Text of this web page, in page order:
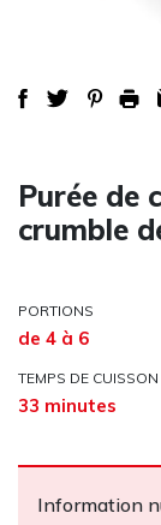
Purée de
crumble
PORTIONS
de 4 à 6
TEMPS DE CUISSON
33 minutes
Information